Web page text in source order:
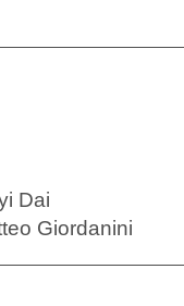
Dai
Giordanini